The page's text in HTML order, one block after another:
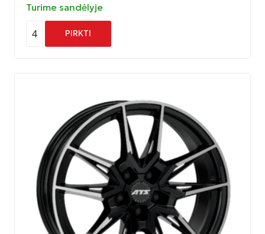
Turime sandėlyje
4 PIRKTI